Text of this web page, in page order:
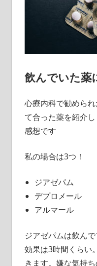
飲んでいた薬
心療内科で勧めら
て合った薬を紹介
感想です
私の場合は3つ！
ジアゼパム
デプロメール
アルマール
ジアゼパムは飲ん
効果は3時間くらい
きます。嫌な気持